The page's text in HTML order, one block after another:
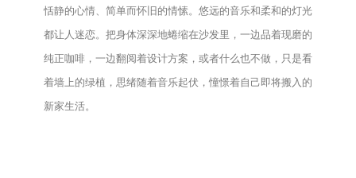
恬静的心情、简单而怀旧的情愫。悠远的音乐和柔和的灯光
都让人迷恋。把身体深深地蜷缩在沙发里，一边品着现磨的
纯正咖啡，一边翻阅着设计方案，或者什么也不做，只是看
着墙上的绿植，思绪随着音乐起伏，憧憬着自己即将搬入的
新家生活。